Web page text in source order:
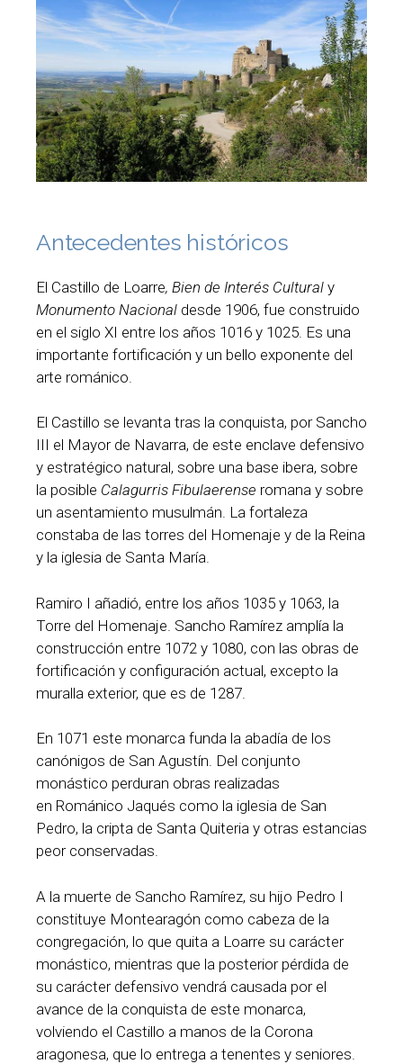
Antecedentes históricos
El Castillo de Loarre, Bien de Interés Cultural y
Monumento Nacional desde 1906, fue construido
en el siglo XI entre los años 1016 y 1025. Es una
importante fortificación y un bello exponente del
arte románico.
El Castillo se levanta tras la conquista, por Sancho
III el Mayor de Navarra, de este enclave defensivo
y estratégico natural, sobre una base ibera, sobre
la posible Calagurris Fibulaerense romana y sobre
un asentamiento musulmán. La fortaleza
constaba de las torres del Homenaje y de la Reina
y la iglesia de Santa María.
Ramiro I añadió, entre los años 1035 y 1063, la
Torre del Homenaje. Sancho Ramírez amplía la
construcción entre 1072 y 1080, con las obras de
fortificación y configuración actual, excepto la
muralla exterior, que es de 1287.
En 1071 este monarca funda la abadía de los
canónigos de San Agustín. Del conjunto
monástico perduran obras realizadas
en Románico Jaqués como la iglesia de San
Pedro, la cripta de Santa Quiteria y otras estancias
peor conservadas.
A la muerte de Sancho Ramírez, su hijo Pedro I
constituye Montearagón como cabeza de la
congregación, lo que quita a Loarre su carácter
monástico, mientras que la posterior pérdida de
su carácter defensivo vendrá causada por el
avance de la conquista de este monarca,
volviendo el Castillo a manos de la Corona
aragonesa, que lo entrega a tenentes y seniores.